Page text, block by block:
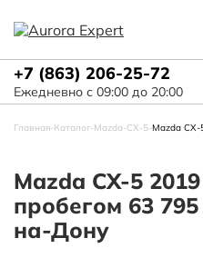
+7 (863) 206-25-72
Ежедневно с 09:00 до 20:00
Главная-Каталог-Mazda-СХ-5-Mazda СХ-
Mazda СХ-5
пробегом 63
на-Дону